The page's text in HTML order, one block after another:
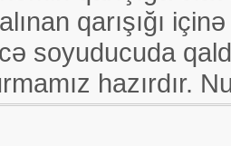
qarışığı
soyuducuda
hazırdır.